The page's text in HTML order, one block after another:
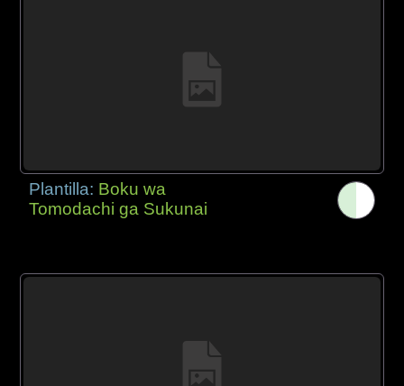
Plantilla: Boku wa
Tomodachi ga Sukunai